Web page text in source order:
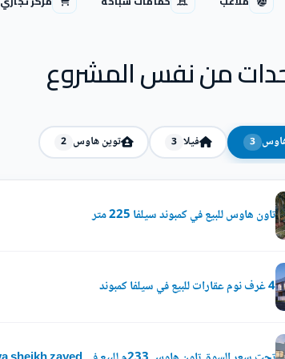
من نفس المشروع
3 فيلا 3 توين هاوس 2
تاون هاوس للبيع في كمبوند سيلفا 225 متر
4 غرف نوم عقارات للبيع في سيلفا كمبوند